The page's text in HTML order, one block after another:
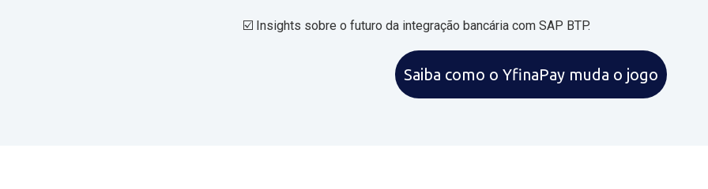
☑️ Insights sobre o futuro da integração bancária com SAP BTP.
Saiba como o YfinaPay muda o jogo